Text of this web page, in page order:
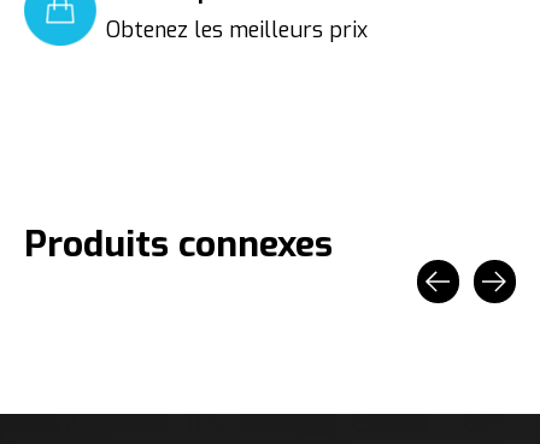
Obtenez les meilleurs prix
Produits connexes